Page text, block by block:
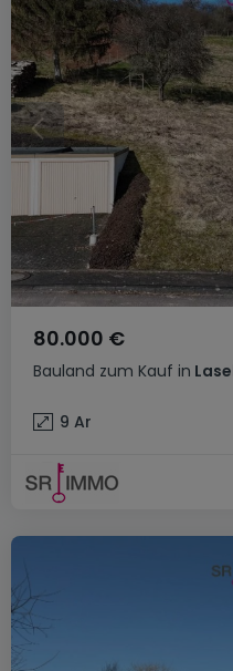
Bauland zum Kauf in
80.000 €
9 Ar